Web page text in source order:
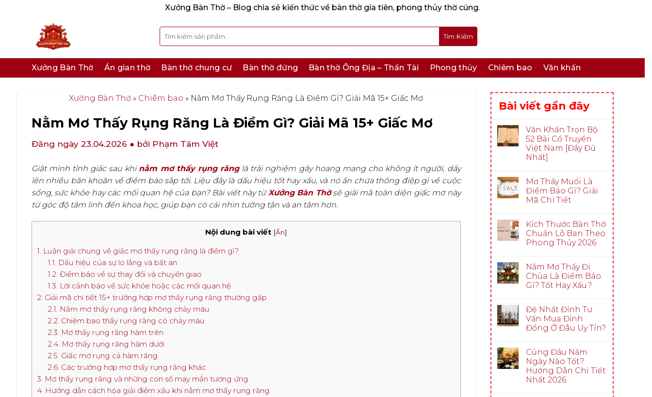
Xưởng Bàn Thờ – Blog chia sẻ kiến thức về bàn thờ gia tiên, phong thủy thờ cúng.
Tìm
kiếm:
Xưởng Bàn Thờ Án gian thờ Bàn thờ chung cư Bàn thờ đứng Bàn thờ Ông Địa – Thần Tài Phong thủy Chiêm bao Văn khấn
Xưởng Bàn Thờ » Chiêm bao » Nằm Mơ Thấy Rụng Răng Là Điềm Gì? Giải Mã 15+ Giấc Mơ
Nằm Mơ Thấy Rụng Răng Là Điềm Gì? Giải Mã 15+ Giấc Mơ
Đăng ngày 23.04.2026 ● bởi Phạm Tâm Việt
Giật mình tỉnh giấc sau khi nằm mơ thấy rụng rănglà trải nghiệm gây hoang mang cho không ít người, dấy
lên nhiều băn khoăn về điềm báo sắp tới. Liệu đây là dấu hiệu tốt hay xấu, và nó ẩn chứa thông điệp gì về cuộc
sống, sức khỏe hay các mối quan hệ của bạn? Bài viết này từXưởng Bàn Thờsẽ giải mã toàn diện giấc mơ này
từ góc độ tâm linh đến khoa học, giúp bạn có cái nhìn tường tận và an tâm hơn.
Nội dung bài viết [Ẩn]
1. Luận giải chung về giấc mơ thấy rụng răng là điềm gì?
1.1. Dấu hiệu của sự lo lắng và bất an
1.2. Điềm báo về sự thay đổi và chuyển giao
1.3. Lời cảnh báo về sức khỏe hoặc các mối quan hệ
2. Giải mã chi tiết 15+ trường hợp mơ thấy rụng răng thường gặp
2.1. Nằm mơ thấy rụng răng không chảy máu
2.2. Chiêm bao thấy rụng răng có chảy máu
2.3. Mơ thấy rụng răng hàm trên
2.4. Mơ thấy rụng răng hàm dưới
2.5. Giấc mơ rụng cả hàm răng
2.6. Các trường hợp mơ thấy rụng răng khác
3. Mơ thấy rụng răng và những con số may mắn tương ứng
4. Hướng dẫn cách hóa giải điềm xấu khi nằm mơ thấy rụng răng
Bài viết gần đây
Văn Khấn Trọn Bộ
52 Bài Cổ Truyền
Việt Nam [Đầy Đủ
Nhất]
Mơ Thấy Muối Là
Điềm Báo Gì? Giải
Mã Chi Tiết
Kích Thước Bàn Thờ
Chuẩn Lỗ Ban Theo
Phong Thủy 2026
Nằm Mơ Thấy Đi
Chùa Là Điềm Báo
Gì? Tốt Hay Xấu?
Đệ Nhất Đỉnh Tư
Vấn Mua Đỉnh
Đồng Ở Đâu Uy Tín?
Cúng Đầu Năm
Ngày Nào Tốt?
Hướng Dẫn Chi Tiết
Nhất 2026